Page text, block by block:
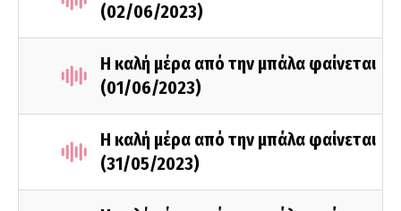
(02/06/2023)
Η καλή μέρα από την μπάλα φαίνεται
(01/06/2023)
Η καλή μέρα από την μπάλα φαίνεται
(31/05/2023)